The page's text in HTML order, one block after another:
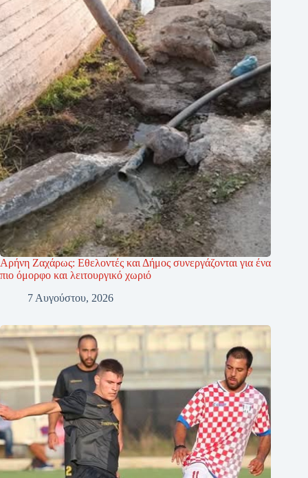
Αρήνη Ζαχάρως: Εθελοντές και Δήμος συνεργάζονται για ένα
πιο όμορφο και λειτουργικό χωριό
7 Αυγούστου, 2026